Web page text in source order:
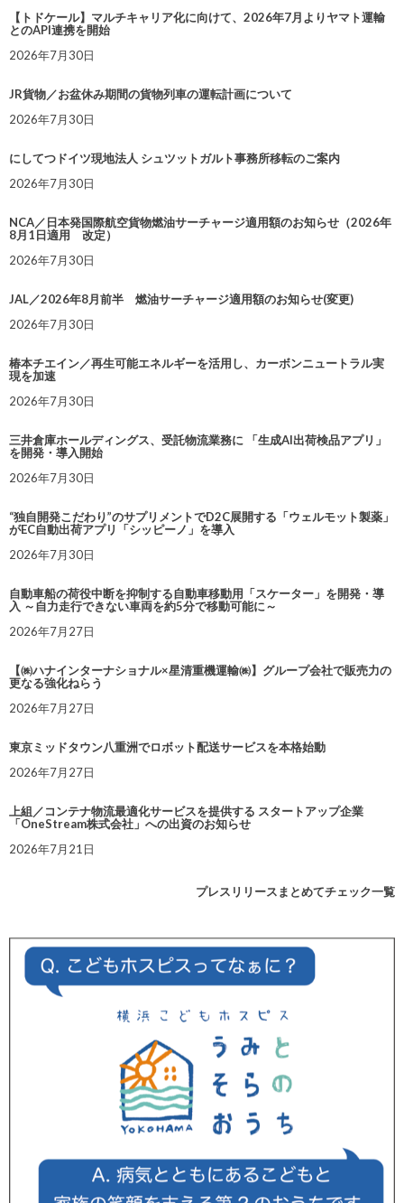
【トドケール】マルチキャリア化に向けて、2026年7月よりヤマト運輸
とのAPI連携を開始
2026年7月30日
JR貨物／お盆休み期間の貨物列車の運転計画について
2026年7月30日
にしてつドイツ現地法人 シュツットガルト事務所移転のご案内
2026年7月30日
NCA／日本発国際航空貨物燃油サーチャージ適用額のお知らせ（2026年
8月1日適用 改定）
2026年7月30日
JAL／2026年8月前半 燃油サーチャージ適用額のお知らせ(変更)
2026年7月30日
椿本チエイン／再生可能エネルギーを活用し、カーボンニュートラル実
現を加速
2026年7月30日
三井倉庫ホールディングス、受託物流業務に 「生成AI出荷検品アプリ」
を開発・導入開始
2026年7月30日
“独自開発こだわり”のサプリメントでD2C展開する「ウェルモット製薬」
がEC自動出荷アプリ「シッピーノ」を導入
2026年7月30日
自動車船の荷役中断を抑制する自動車移動用「スケーター」を開発・導
入 ～自力走行できない車両を約5分で移動可能に～
2026年7月27日
【㈱ハナインターナショナル×星清重機運輸㈱】グループ会社で販売力の
更なる強化ねらう
2026年7月27日
東京ミッドタウン八重洲でロボット配送サービスを本格始動
2026年7月27日
上組／コンテナ物流最適化サービスを提供する スタートアップ企業
「OneStream株式会社」への出資のお知らせ
2026年7月21日
プレスリリースまとめてチェック一覧